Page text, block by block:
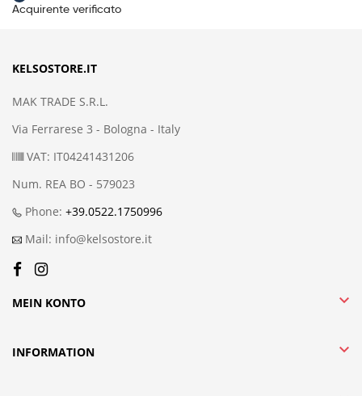
Acquirente verificato
KELSOSTORE.IT
MAK TRADE S.R.L.
Via Ferrarese 3 - Bologna - Italy
VAT: IT04241431206
Num. REA BO - 579023
Phone: +39.0522.1750996
Mail: info@kelsostore.it
MEIN KONTO 
INFORMATION 